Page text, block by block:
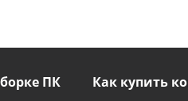
ПК Как купить